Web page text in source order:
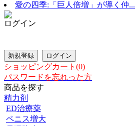
愛の四季:「巨人倍増」が導く仲...
ログイン
ショッピングカート(0)
パスワードを忘れった方
商品を探す
精力剤
ED治療薬
ペニス増大